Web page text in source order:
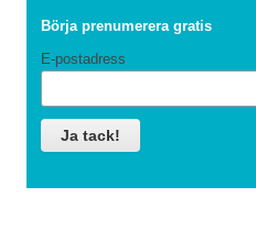
Börja prenumerera gratis
E-postadress